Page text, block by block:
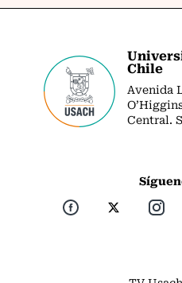
Chile
Avenida
Central.